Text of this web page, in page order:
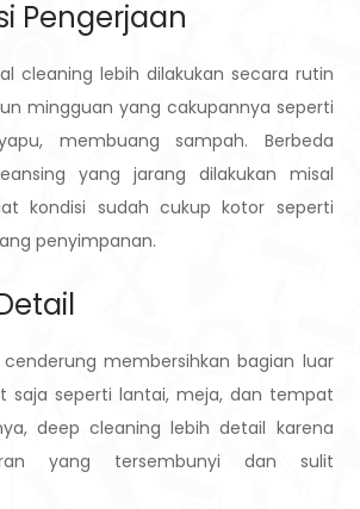
Pengerjaan
cleaning lebih dilakukan secara rutin
mingguan yang cakupannya seperti
membuang sampah. Berbeda
yang jarang dilakukan misal
kondisi sudah cukup kotor seperti
penyimpanan.
membersihkan bagian luar
saja seperti lantai, meja, dan tempat
deep cleaning lebih detail karena
yang tersembunyi dan sulit